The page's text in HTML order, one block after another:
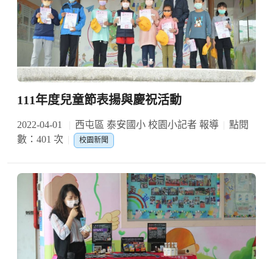
111年度兒童節表揚與慶祝活動
2022-04-01 西屯區 泰安國小 校園小記者 報導
點閱
數：401 次
校園新聞